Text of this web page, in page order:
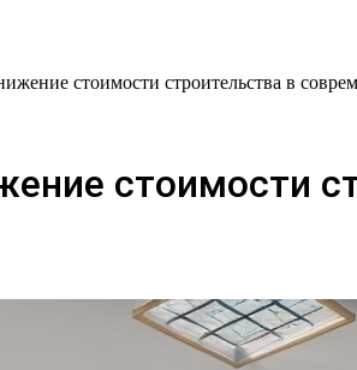
стоимости строительства в
стоимости